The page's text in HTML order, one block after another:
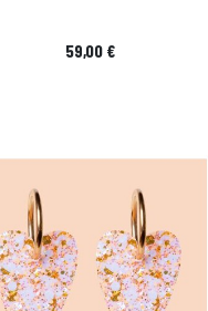
Prix
59,00 €